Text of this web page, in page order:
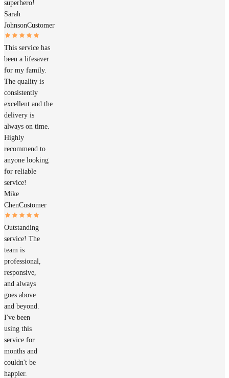
superhero!
Sarah
JohnsonCustomer
This service has
been a lifesaver
for my family.
The quality is
consistently
excellent and the
delivery is
always on time.
Highly
recommend to
anyone looking
for reliable
service!
Mike
ChenCustomer
Outstanding
service! The
team is
professional,
responsive,
and always
goes above
and beyond.
I've been
using this
service for
months and
couldn't be
happier.